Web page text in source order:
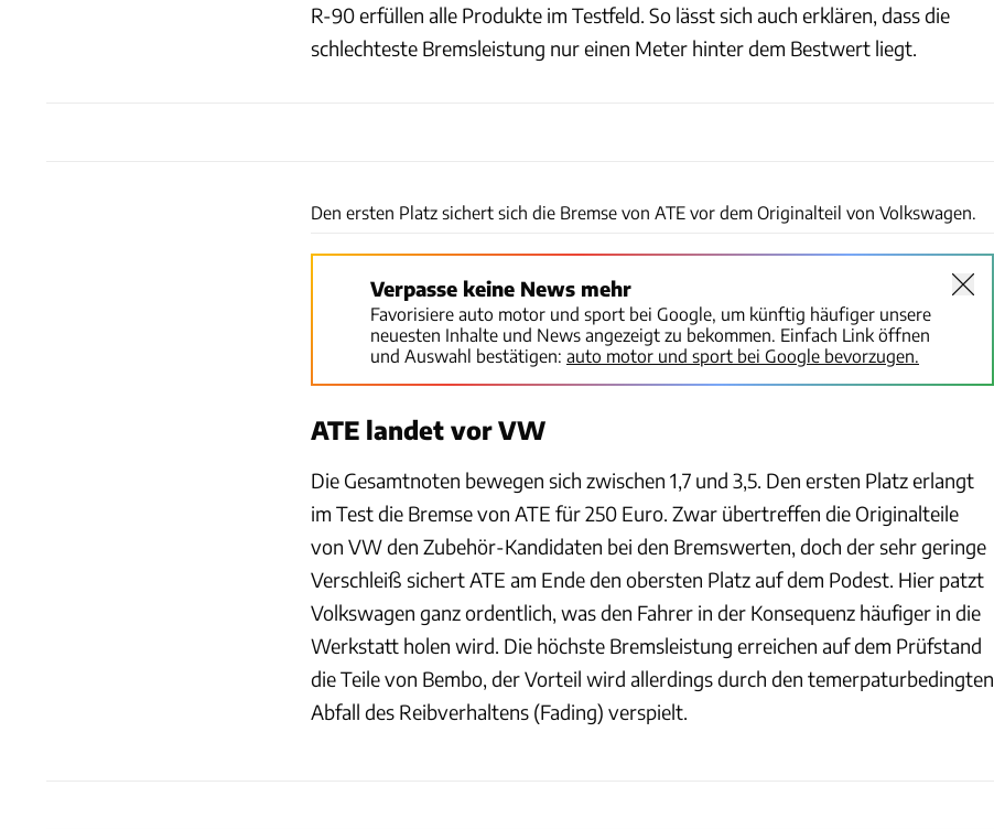
R-90 erfüllen alle Produkte im Testfeld. So lässt sich auch erklären, dass die
schlechteste Bremsleistung nur einen Meter hinter dem Bestwert liegt.
Den ersten Platz sichert sich die Bremse von ATE vor dem Originalteil von Volkswagen.
Verpasse keine News mehr
Favorisiere auto motor und sport bei Google, um künftig häufiger unsere
neuesten Inhalte und News angezeigt zu bekommen. Einfach Link öffnen
und Auswahl bestätigen: auto motor und sport bei Google bevorzugen.
ATE landet vor VW
Die Gesamtnoten bewegen sich zwischen 1,7 und 3,5. Den ersten Platz erlangt
im Test die Bremse von ATE für 250 Euro. Zwar übertreffen die Originalteile
von VW den Zubehör-Kandidaten bei den Bremswerten, doch der sehr geringe
Verschleiß sichert ATE am Ende den obersten Platz auf dem Podest. Hier patzt
Volkswagen ganz ordentlich, was den Fahrer in der Konsequenz häufiger in die
Werkstatt holen wird. Die höchste Bremsleistung erreichen auf dem Prüfstand
die Teile von Bembo, der Vorteil wird allerdings durch den temerpaturbedingten
Abfall des Reibverhaltens (Fading) verspielt.